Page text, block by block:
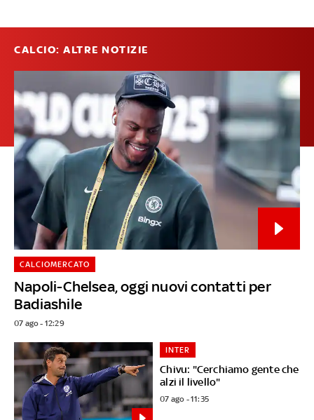
CALCIO: ALTRE NOTIZIE
Napoli-Chelsea, oggi nuovi contatti per
Badiashile
CALCIOMERCATO
07 ago - 12:29
Chivu: "Cerchiamo gente che
alzi il livello"
INTER
07 ago - 11:35